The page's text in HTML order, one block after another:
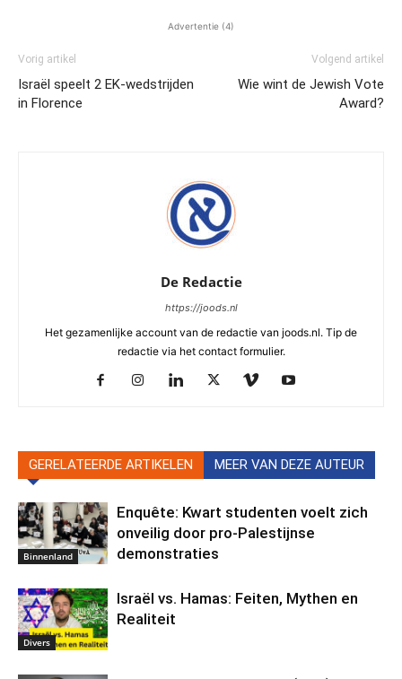
Advertentie (4)
Vorig artikel
Israël speelt 2 EK-wedstrijden
in Florence
Volgend artikel
Wie wint de Jewish Vote
Award?
De Redactie
https://joods.nl
Het gezamenlijke account van de redactie van joods.nl. Tip de
redactie via het contact formulier.
GERELATEERDE ARTIKELEN MEER VAN DEZE AUTEUR
Binnenland
Enquête: Kwart studenten voelt zich
onveilig door pro-Palestijnse
demonstraties
Divers
Israël vs. Hamas: Feiten, Mythen en
Realiteit